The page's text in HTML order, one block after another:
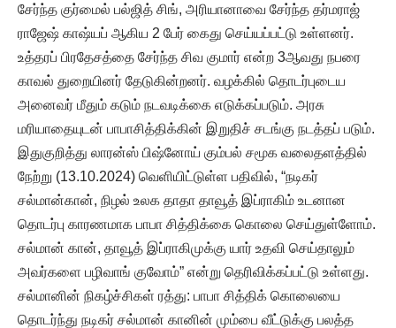
சேர்ந்த குர்மைல் பல்ஜித் சிங், அரியானாவை சேர்ந்த தர்மராஜ்
ராஜேஷ் காஷ்யப் ஆகிய 2 பேர் கைது செய்யப்பட்டு உள்ளனர்.
உத்தரப் பிரதேசத்தை சேர்ந்த சிவ குமார் என்ற 3ஆவது நபரை
காவல் துறையினர் தேடுகின்றனர். வழக்கில் தொடர்புடைய
அனைவர் மீதும் கடும் நடவடிக்கை எடுக்கப்படும். அரசு
மரியாதையுடன் பாபாசித்திக்கின் இறுதிச் சடங்கு நடத்தப் படும்.
இதுகுறித்து லாரன்ஸ் பிஷ்னோய் கும்பல் சமூக வலைதளத்தில்
நேற்று (13.10.2024) வெளியிட்டுள்ள பதிவில், “நடிகர்
சல்மான்கான், நிழல் உலக தாதா தாவூத் இப்ராகிம் உடனான
தொடர்பு காரணமாக பாபா சித்திக்கை கொலை செய்துள்ளோம்.
சல்மான் கான், தாவூத் இப்ராகிமுக்கு யார் உதவி செய்தாலும்
அவர்களை பழிவாங் குவோம்” என்று தெரிவிக்கப்பட்டு உள்ளது.
சல்மானின் நிகழ்ச்சிகள் ரத்து: பாபா சித்திக் கொலையை
தொடர்ந்து நடிகர் சல்மான் கானின் மும்பை வீட்டுக்கு பலத்த